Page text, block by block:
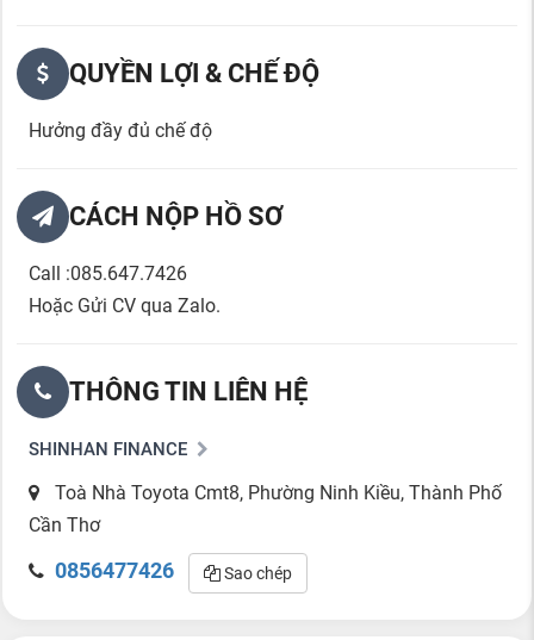
QUYỀN LỢI & CHẾ ĐỘ
Hưởng đầy đủ chế độ
CÁCH NỘP HỒ SƠ
Call :085.647.7426
Hoặc Gửi CV qua Zalo.
THÔNG TIN LIÊN HỆ
SHINHAN FINANCE
Toà Nhà Toyota Cmt8, Phường Ninh Kiều, Thành Phố
Cần Thơ
0856477426 Sao chép